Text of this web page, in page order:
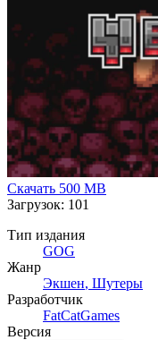
напарников. Тут
недругов.
Скачать 500 MB
Загрузок: 101
Тип издания
GOG
Жанр
Экшен, Шутеры
Разработчик
FatCatGames
Версия